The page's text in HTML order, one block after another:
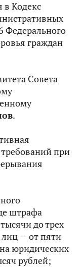
в Кодекс
Федерального
граждан
Совета
.
при
штрафа
до трех
— от пяти
юридических
рублей;